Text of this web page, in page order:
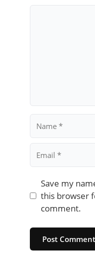
Save my
this browser
comment.
Website